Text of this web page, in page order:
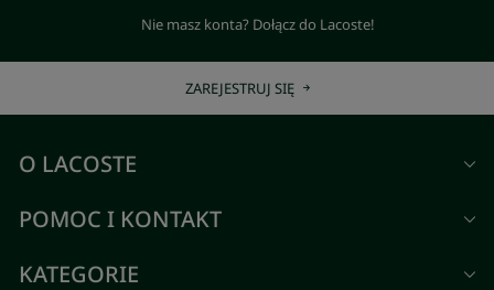
Nie masz konta? Dołącz do Lacoste!
ZAREJESTRUJ SIĘ
O LACOSTE
POMOC I KONTAKT
KATEGORIE